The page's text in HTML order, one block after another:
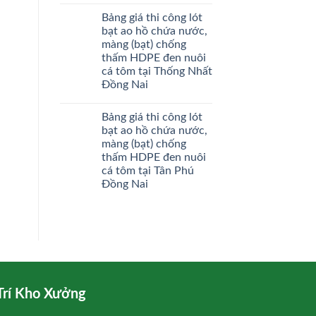
Bảng giá thi công lót
bạt ao hồ chứa nước,
màng (bạt) chống
thấm HDPE đen nuôi
cá tôm tại Thống Nhất
Đồng Nai
Bảng giá thi công lót
bạt ao hồ chứa nước,
màng (bạt) chống
thấm HDPE đen nuôi
cá tôm tại Tân Phú
Đồng Nai
Kho Xưởng